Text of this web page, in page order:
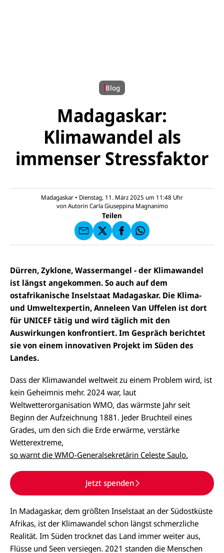
Blog
Madagaskar:
Klimawandel als
immenser Stressfaktor
Madagaskar • Dienstag, 11. März 2025 um 11:48 Uhr
von Autorin Carla Giuseppina Magnanimo
Teilen
E-
l
a
n
U
I
C
E
e
n
d
n
U
N
I
C
E
F
a
X
U
C
E
F
a
u
f
F
a
b
o
o
k
N
IC
E
F
uf
W
h
a
p
p
Dürren, Zyklone, Wassermangel - der Klimawandel
ist längst angekommen. So auch auf dem
ostafrikanische Inselstaat Madagaskar. Die Klima-
und Umweltexpertin, Anneleen Van Uffelen ist dort
für UNICEF tätig und wird täglich mit den
Auswirkungen konfrontiert. Im Gespräch berichtet
sie von einem innovativen Projekt im Süden des
Landes.
Dass der Klimawandel weltweit zu einem Problem wird, ist
kein Geheimnis mehr. 2024 war, laut
Weltwetterorganisation WMO, das wärmste Jahr seit
Beginn der Aufzeichnung 1881. Jeder Bruchteil eines
Grades, um den sich die Erde erwärme, verstärke
Wetterextreme,
so warnt die WMO-Generalsekretärin Celeste Saulo.
Jetzt spenden
In Madagaskar, dem größten Inselstaat an der Südostküste
Afrikas, ist der Klimawandel schon längst schmerzliche
Realität. Im Süden trocknet das Land immer weiter aus,
Flüsse und Seen versiegen. 2021 standen die Menschen